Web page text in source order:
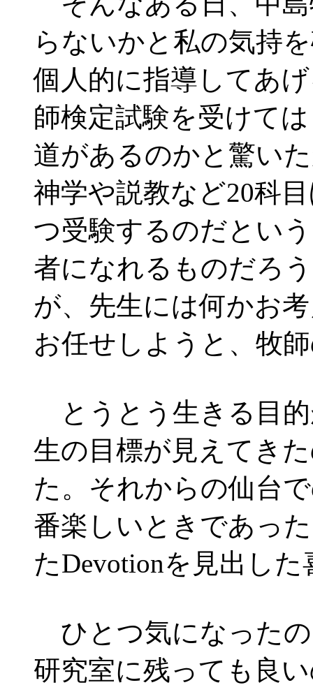
らないかと私の気持
個人的に指導してあ
師検定試験を受けて
道があるのかと驚い
神学や説教など20科
つ受験するのだとい
者になれるものだろ
が、先生には何かお
お任せしようと、牧
とうとう生きる目
生の目標が見えてき
た。それからの仙台
番楽しいときであっ
たDevotionを見出し
ひとつ気になった
研究室に残っても良